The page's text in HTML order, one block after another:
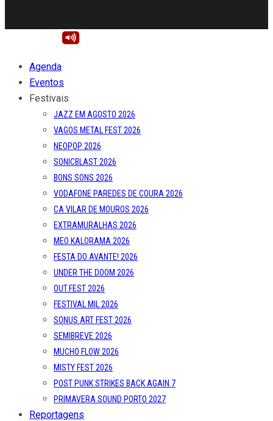
Agenda
Eventos
Festivais
JAZZ EM AGOSTO 2026
VAGOS METAL FEST 2026
NEOPOP 2026
SONICBLAST 2026
BONS SONS 2026
VODAFONE PAREDES DE COURA 2026
CA VILAR DE MOUROS 2026
EXTRAMURALHAS 2026
MEO KALORAMA 2026
FESTA DO AVANTE! 2026
UNDER THE DOOM 2026
OUT.FEST 2026
FESTIVAL MIL 2026
SONUS ART FEST 2026
SEMIBREVE 2026
MUCHO FLOW 2026
MISTY FEST 2026
POST PUNK STRIKES BACK AGAIN 7
PRIMAVERA SOUND PORTO 2027
Reportagens